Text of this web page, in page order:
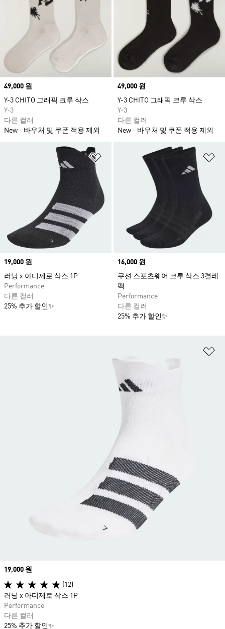
Price
49,000 원
Y-3 CHITO 그래픽 크루 삭스
Y-3
다른 컬러
New
바우처 및 쿠폰 적용 제외
Price
49,000 원
Y-3 CHITO 그래픽 크루 삭스
Y-3
다른 컬러
New
바우처 및 쿠폰 적용 제외
위시리스트 담기
Price
19,000 원
러닝 x 아디제로 삭스 1P
Performance
다른 컬러
25% 추가 할인✨
Price
16,000 원
쿠션 스포츠웨어 크루 삭스 3켤레
팩
Performance
다른 컬러
25% 추가 할인✨
Price
19,000 원
(12)
러닝 x 아디제로 삭스 1P
Performance
다른 컬러
25% 추가 할인✨